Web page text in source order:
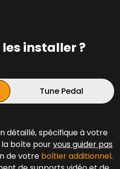
installer ?
Tune Pedal
détaillé, spécifique à votre
la boîte pourvous guider pas
de votre boîtier additionnel.